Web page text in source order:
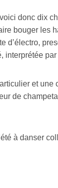
donc dix
bouger les
d’électro,
interprétée
et une
de
à danser